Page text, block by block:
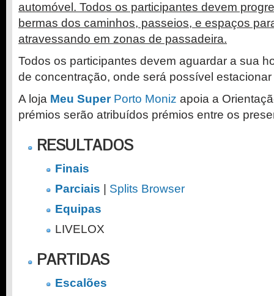
automóvel. Todos os participantes devem
bermas dos caminhos, passeios, e espaços
atravessando em zonas de passadeira.
Todos os participantes devem aguardar a sua
de concentração, onde será possível
A loja Meu Super Porto Moniz apoia a
prémios serão atribuídos prémios entre os
RESULTADOS
Finais
Parciais
Splits Browser
Equipas
LIVELOX
PARTIDAS
Escalões